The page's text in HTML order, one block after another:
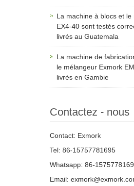
La machine à blocs et le
EX4-40 sont testés
livrés au Guatemala
La machine de
le mélangeur Exmork
livrés en Gambie
Contactez - nous
Contact: Exmork
Tel: 86-15757781695
Whatsapp: 86-
Email: